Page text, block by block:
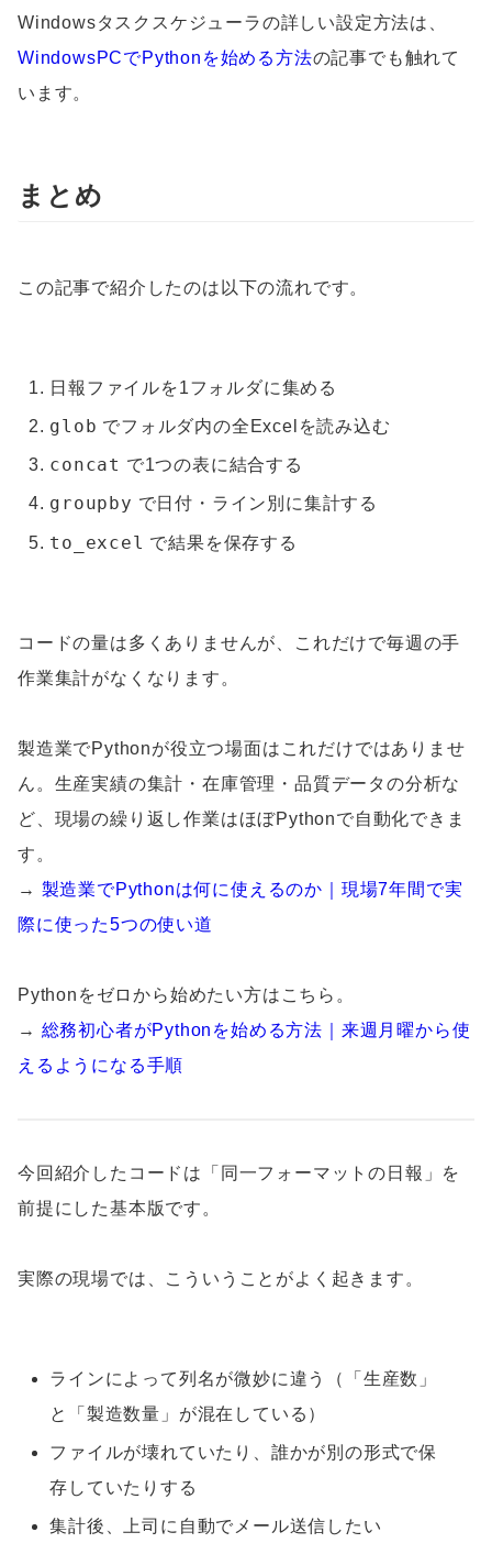
Windowsタスクスケジューラの詳しい設定方法は、
WindowsPCでPythonを始める方法の記事でも触れて
います。
まとめ
この記事で紹介したのは以下の流れです。
日報ファイルを1フォルダに集める
glob でフォルダ内の全Excelを読み込む
concat で1つの表に結合する
groupby で日付・ライン別に集計する
to_excel で結果を保存する
コードの量は多くありませんが、これだけで毎週の手
作業集計がなくなります。
製造業でPythonが役立つ場面はこれだけではありませ
ん。生産実績の集計・在庫管理・品質データの分析な
ど、現場の繰り返し作業はほぼPythonで自動化できま
す。
→ 製造業でPythonは何に使えるのか｜現場7年間で実
際に使った5つの使い道
Pythonをゼロから始めたい方はこちら。
→ 総務初心者がPythonを始める方法｜来週月曜から使
えるようになる手順
今回紹介したコードは「同一フォーマットの日報」を
前提にした基本版です。
実際の現場では、こういうことがよく起きます。
ラインによって列名が微妙に違う（「生産数」
と「製造数量」が混在している）
ファイルが壊れていたり、誰かが別の形式で保
存していたりする
集計後、上司に自動でメール送信したい